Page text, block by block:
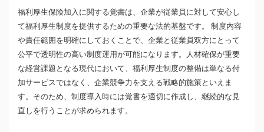
福利厚生保険加入に関する覚書は、企業が従業員に対して安心し
て福利厚生制度を提供するための重要な法的基盤です。 制度内容
や責任範囲を明確にしておくことで、企業と従業員双方にとって
公平で透明性の高い制度運用が可能になります。人材確保が重要
な経営課題となる現代において、福利厚生制度の整備は単なる付
加サービスではなく、企業競争力を支える戦略的施策といえま
す。そのため、制度導入時には覚書を適切に作成し、継続的な見
直しを行うことが求められます。